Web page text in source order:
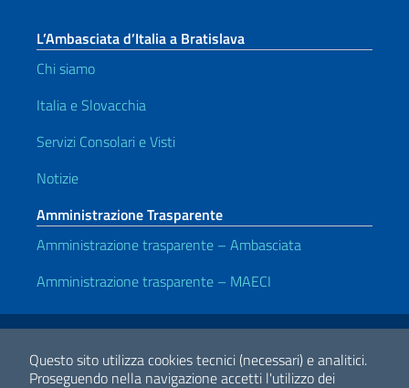
Questo sito utilizza cookies tecnici (necessari) e analitici.
Proseguendo nella navigazione accetti l'utilizzo dei
L’Ambasciata d’Italia a Bratislava
Chi siamo
Italia e Slovacchia
Servizi Consolari e Visti
Notizie
Amministrazione Trasparente
Amministrazione trasparente – Ambasciata
Amministrazione trasparente – MAECI
Link Utili